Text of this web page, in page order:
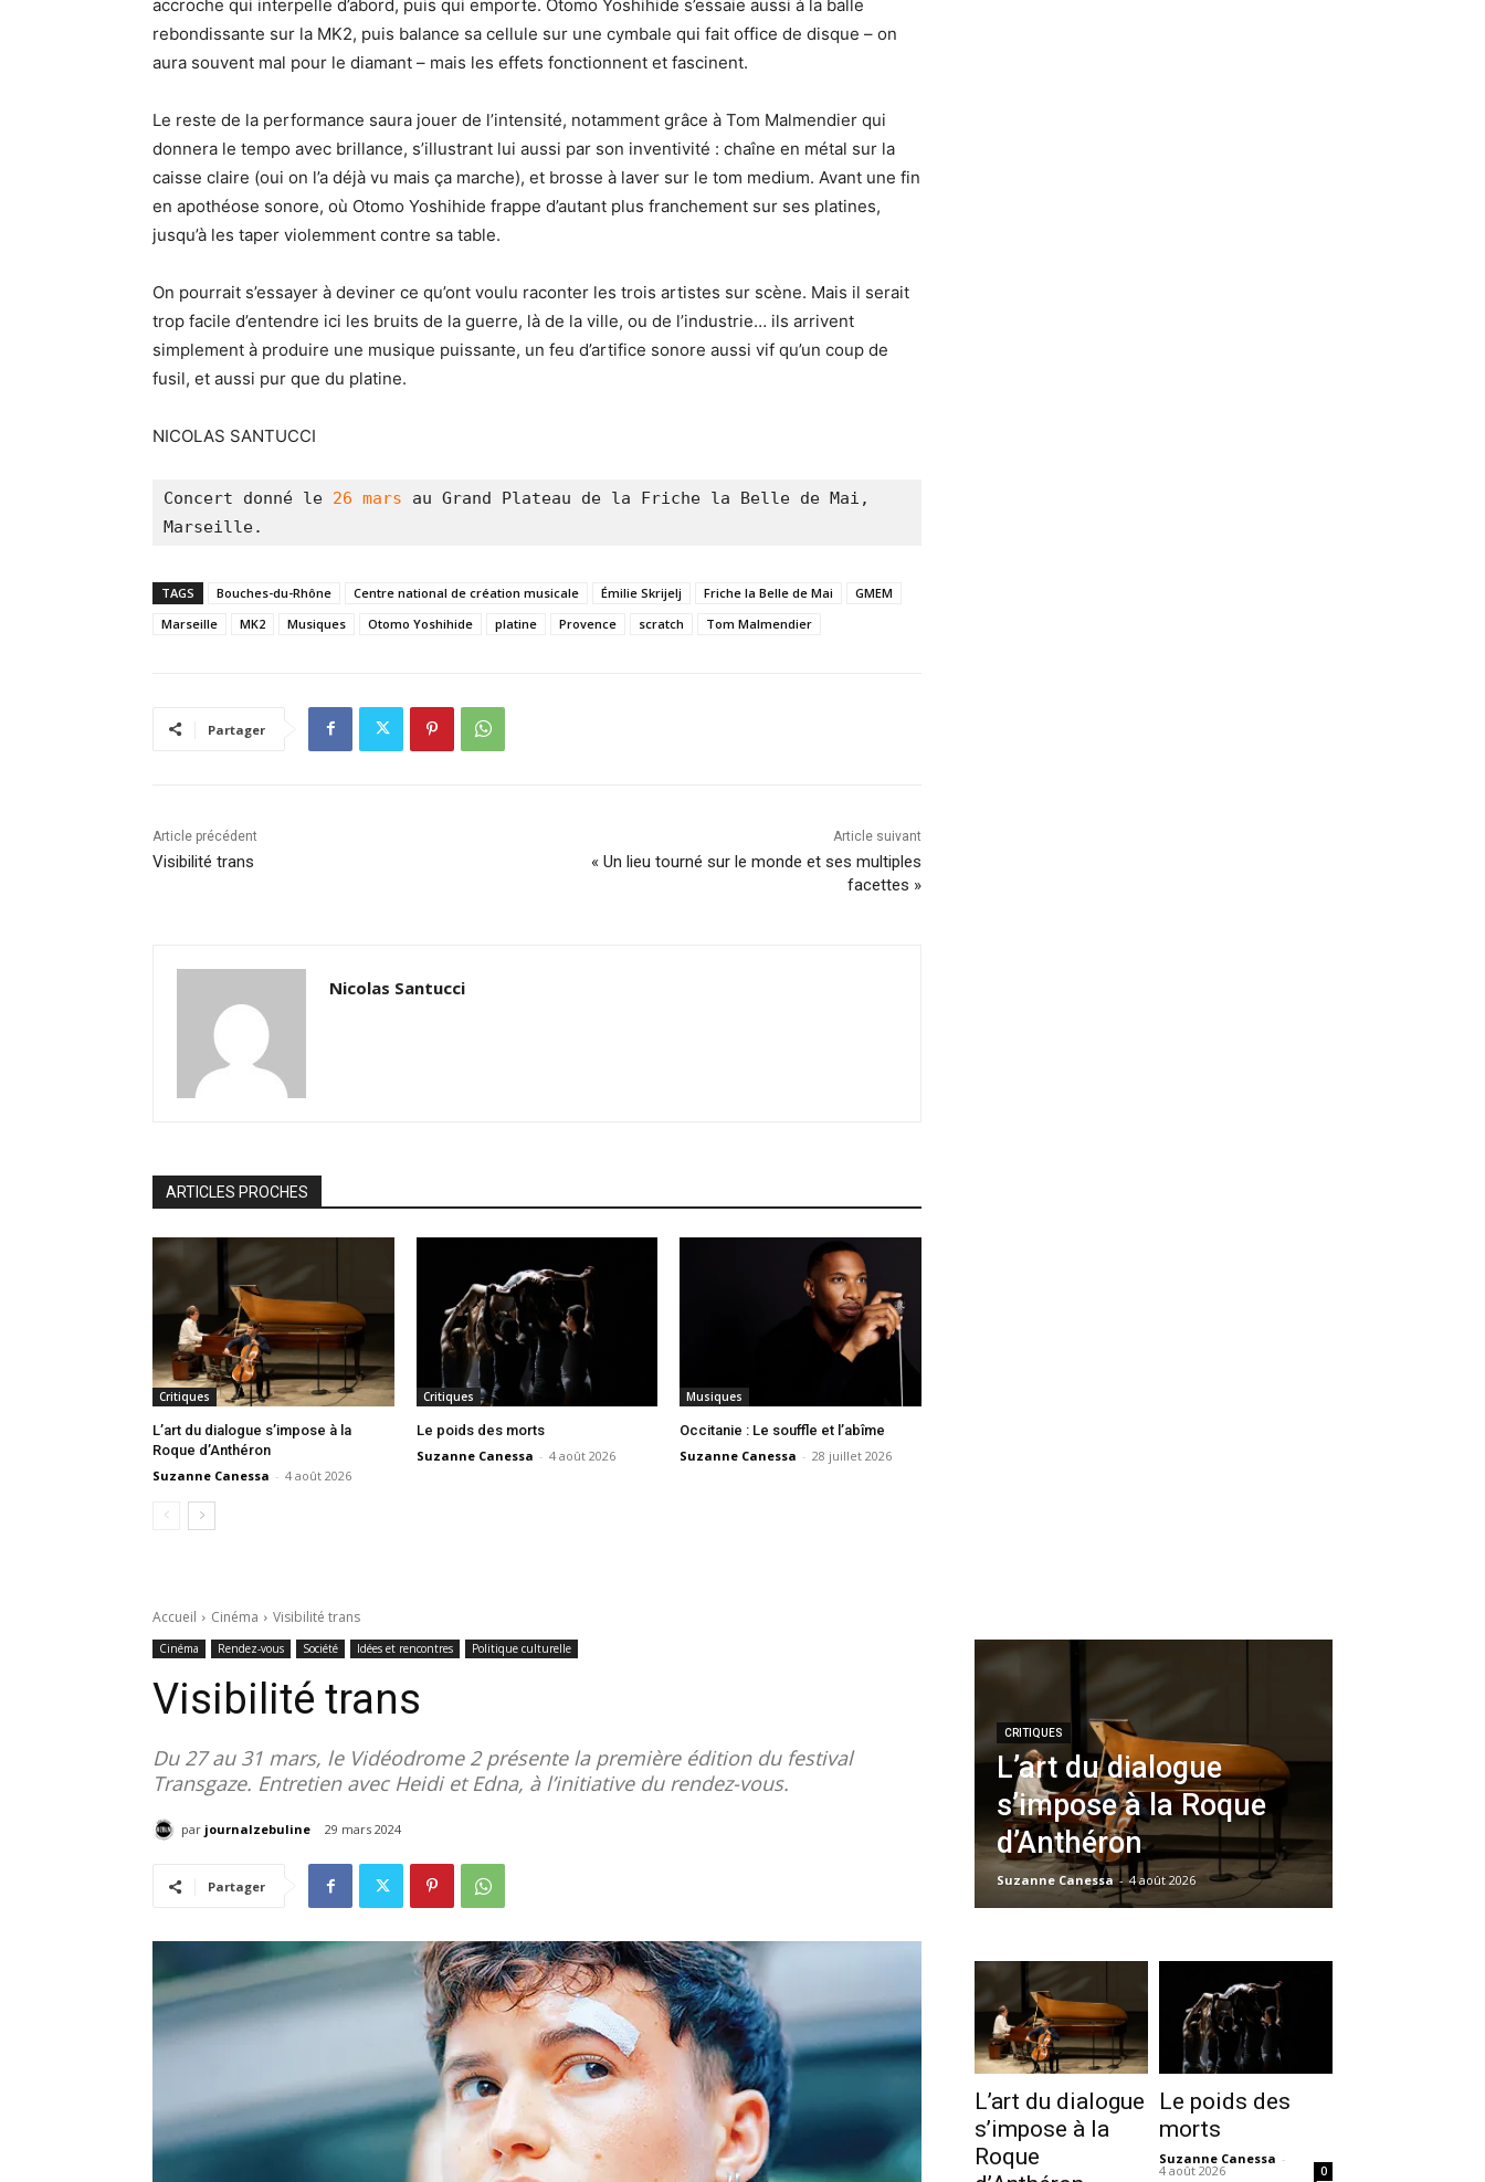
accroche qui interpelle d’abord, puis qui emporte. Otomo Yoshihide s’essaie aussi à la balle
rebondissante sur la MK2, puis balance sa cellule sur une cymbale qui fait office de disque – on
aura souvent mal pour le diamant – mais les effets fonctionnent et fascinent.
Le reste de la performance saura jouer de l’intensité, notamment grâce à Tom Malmendier qui
donnera le tempo avec brillance, s’illustrant lui aussi par son inventivité : chaîne en métal sur la
caisse claire (oui on l’a déjà vu mais ça marche), et brosse à laver sur le tom medium. Avant une fin
en apothéose sonore, où Otomo Yoshihide frappe d’autant plus franchement sur ses platines,
jusqu’à les taper violemment contre sa table.
On pourrait s’essayer à deviner ce qu’ont voulu raconter les trois artistes sur scène. Mais il serait
trop facile d’entendre ici les bruits de la guerre, là de la ville, ou de l’industrie… ils arrivent
simplement à produire une musique puissante, un feu d’artifice sonore aussi vif qu’un coup de
fusil, et aussi pur que du platine.
NICOLAS SANTUCCI
Concert donné le 26 mars au Grand Plateau de la Friche la Belle de Mai,
Marseille.
TAGS Bouches-du-Rhône Centre national de création musicale Émilie Skrijelj Friche la Belle de Mai
GMEM
Marseille
MK2 Musiques Otomo Yoshihide platine Provence scratch Tom Malmendier
Partager
Article précédent
Visibilité trans
Article suivant
« Un lieu tourné sur le monde et ses multiples
facettes »
Nicolas Santucci
ARTICLES PROCHES
Critiques
L’art du dialogue s’impose à la
Roque d’Anthéron
Suzanne Canessa - 4 août 2026
Critiques
Le poids des morts
Suzanne Canessa - 4 août 2026
Musiques
Occitanie : Le souffle et l’abîme
Suzanne Canessa - 28 juillet 2026